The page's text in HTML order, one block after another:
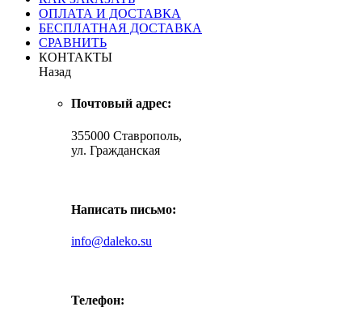
ОПЛАТА И ДОСТАВКА
БЕСПЛАТНАЯ ДОСТАВКА
СРАВНИТЬ
КОНТАКТЫ
Назад
Почтовый адрес:
355000 Ставрополь,
ул. Гражданская
Написать письмо:
info@daleko.su
Телефон: